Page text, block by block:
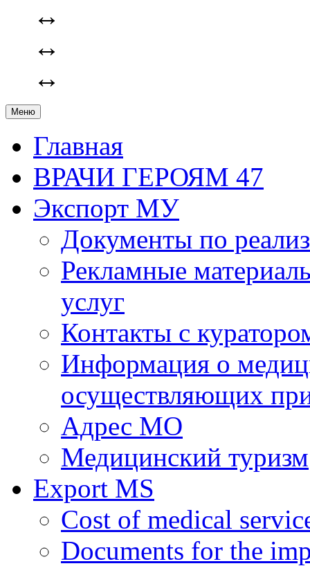
↔
↔
↔
Меню
Главная
ВРАЧИ ГЕРОЯМ 47
Экспорт МУ
Документы по
Рекламные
услуг
Контакты с
Информация о
осуществляющих
Адрес МО
Медицинский туризм
Export MS
Cost of medical
Documents for the